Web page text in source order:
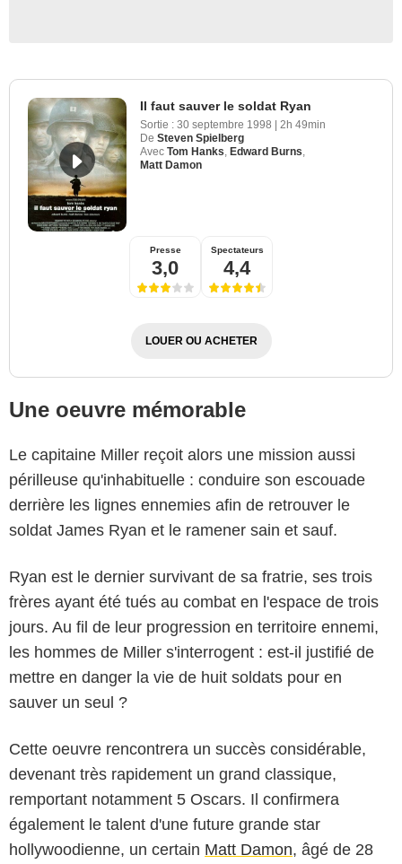
Il faut sauver le soldat Ryan
Sortie : 30 septembre 1998 | 2h 49min
De Steven Spielberg
Avec Tom Hanks Edward Burns
Matt Damon
Presse
3,0
Spectateurs
4,4
LOUER OU ACHETER
Une oeuvre mémorable
Le capitaine Miller reçoit alors une mission aussi
périlleuse qu'inhabituelle : conduire son escouade
derrière les lignes ennemies afin de retrouver le
soldat James Ryan et le ramener sain et sauf.
Ryan est le dernier survivant de sa fratrie, ses trois
frères ayant été tués au combat en l'espace de trois
jours. Au fil de leur progression en territoire ennemi,
les hommes de Miller s'interrogent : est-il justifié de
mettre en danger la vie de huit soldats pour en
sauver un seul ?
Cette oeuvre rencontrera un succès considérable,
devenant très rapidement un grand classique,
remportant notamment 5 Oscars. Il confirmera
également le talent d'une future grande star
hollywoodienne, un certain Matt Damon, âgé de 28